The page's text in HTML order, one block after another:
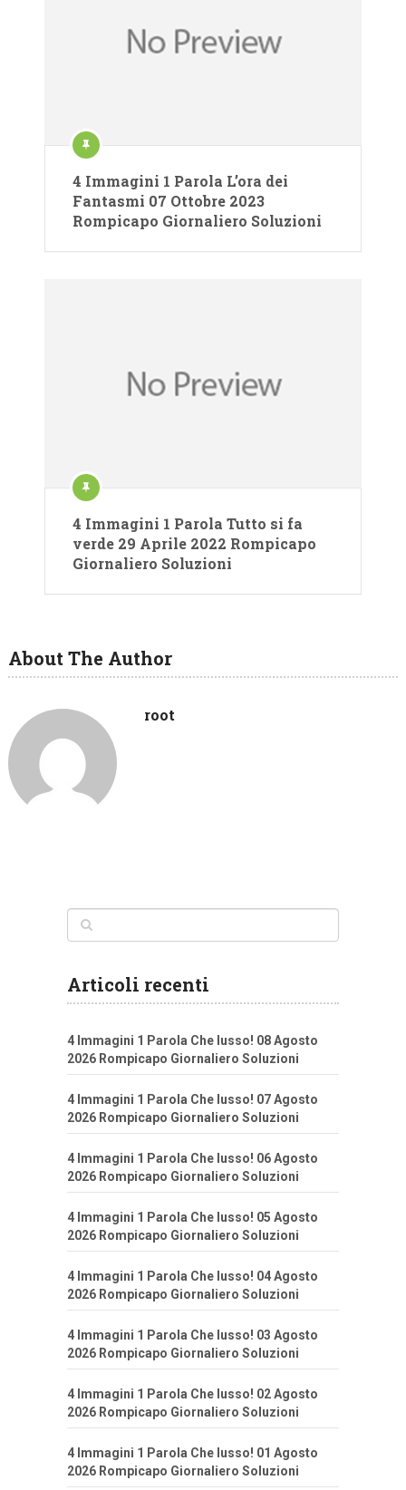
4 Immagini 1 Parola L’ora dei
Fantasmi 07 Ottobre 2023
Rompicapo Giornaliero Soluzioni
4 Immagini 1 Parola Tutto si fa
verde 29 Aprile 2022 Rompicapo
Giornaliero Soluzioni
About The Author
root
Articoli recenti
4 Immagini 1 Parola Che lusso! 08 Agosto
2026 Rompicapo Giornaliero Soluzioni
4 Immagini 1 Parola Che lusso! 07 Agosto
2026 Rompicapo Giornaliero Soluzioni
4 Immagini 1 Parola Che lusso! 06 Agosto
2026 Rompicapo Giornaliero Soluzioni
4 Immagini 1 Parola Che lusso! 05 Agosto
2026 Rompicapo Giornaliero Soluzioni
4 Immagini 1 Parola Che lusso! 04 Agosto
2026 Rompicapo Giornaliero Soluzioni
4 Immagini 1 Parola Che lusso! 03 Agosto
2026 Rompicapo Giornaliero Soluzioni
4 Immagini 1 Parola Che lusso! 02 Agosto
2026 Rompicapo Giornaliero Soluzioni
4 Immagini 1 Parola Che lusso! 01 Agosto
2026 Rompicapo Giornaliero Soluzioni